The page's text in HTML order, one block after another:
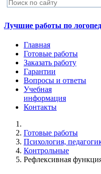
Лучшие работы по
Главная
Готовые работы
Заказать работу
Гарантии
Вопросы и ответы
Учебная
информация
Контакты
Готовые работы
Психология,
Контрольные
Рефлексивная